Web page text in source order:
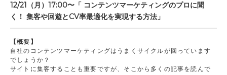
ブログ
事業内容
採用情報
12/21（月）17:00〜「 コンテンツマーケティングのプロに聞
く！ 集客や回遊とCV率最適化を実現する方法」
【概要】
自社のコンテンツマーケティングはうまくサイクルが回っています
でしょうか？
サイトに集客することも重要ですが、そこから多くの記事を読んで